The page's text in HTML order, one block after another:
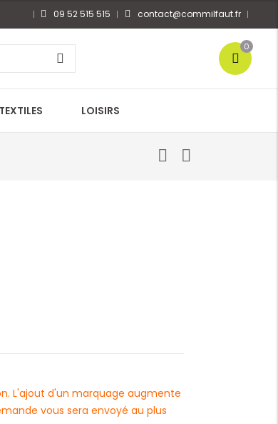
09 52 515 515 contact@commilfaut.fr
0
TEXTILES LOISIRS
L'ajout d'un marquage augmente
vous sera envoyé au plus